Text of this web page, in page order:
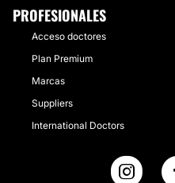
PROFESIONALES
Acceso doctores
Plan Premium
Marcas
Suppliers
International Doctors